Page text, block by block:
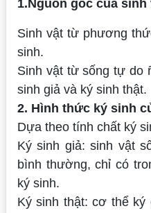
1.Nguồn gốc của
Sinh vật từ phương
sinh.
Sinh vật từ sống tự do
sinh giả và ký sinh thật.
2. Hình thức ký sinh
Dựa theo tính chất ký
Ký sinh giả: sinh vật
bình thường, chỉ có
ký sinh.
Ký sinh thật: cơ thể